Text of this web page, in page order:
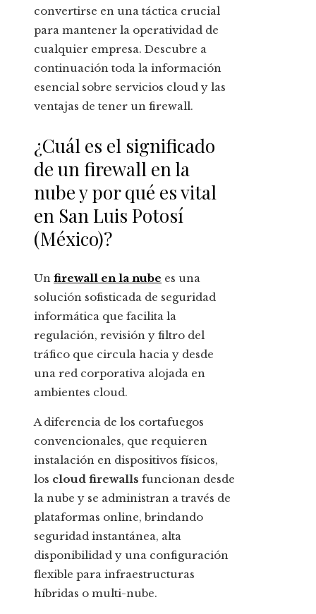
convertirse en una táctica crucial
para mantener la operatividad de
cualquier empresa. Descubre a
continuación toda la información
esencial sobre servicios cloud y las
ventajas de tener un firewall.
¿Cuál es el significado
de un firewall en la
nube y por qué es vital
en San Luis Potosí
(México)?
Un firewall en la nube es una
solución sofisticada de seguridad
informática que facilita la
regulación, revisión y filtro del
tráfico que circula hacia y desde
una red corporativa alojada en
ambientes cloud.
A diferencia de los cortafuegos
convencionales, que requieren
instalación en dispositivos físicos,
los cloud firewalls funcionan desde
la nube y se administran a través de
plataformas online, brindando
seguridad instantánea, alta
disponibilidad y una configuración
flexible para infraestructuras
híbridas o multi-nube.